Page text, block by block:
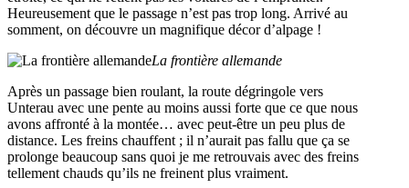
Heureusement que le passage n’est pas trop long. Arrivé au
somment, on découvre un magnifique décor d’alpage !
La frontière allemande
Après un passage bien roulant, la route dégringole vers
Unterau avec une pente au moins aussi forte que ce que nous
avons affronté à la montée… avec peut-être un peu plus de
distance. Les freins chauffent ; il n’aurait pas fallu que ça se
prolonge beaucoup sans quoi je me retrouvais avec des freins
tellement chauds qu’ils ne freinent plus vraiment.